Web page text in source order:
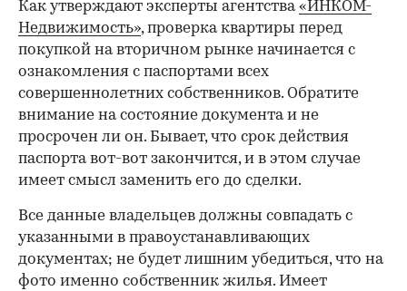
Как утверждают эксперты агентства«ИНКОМ-
Недвижимость», проверка квартиры перед
покупкой на вторичном рынке начинается с
ознакомления с паспортами всех
совершеннолетних собственников. Обратите
внимание на состояние документа и не
просрочен ли он. Бывает, что срок действия
паспорта вот-вот закончится, и в этом случае
имеет смысл заменить его до сделки.
Все данные владельцев должны совпадать с
указанными в правоустанавливающих
документах; не будет лишним убедиться, что на
фото именно собственник жилья. Имеет